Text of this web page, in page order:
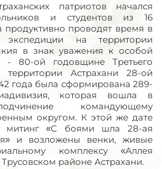
патриотов начался
и студентов из 16
продуктивно проводят время в
экспедиции на территории
в знак уважения к особой
- 80-ой годовщине Третьего
Астрахани 28-ой
года была сформирована 289-
которая вошла в
командующему
округом. К этой же дате
митинг «С боями шла 28-ая
и возложены венки, живые
комплексу «Аллея
районе Астрахани.